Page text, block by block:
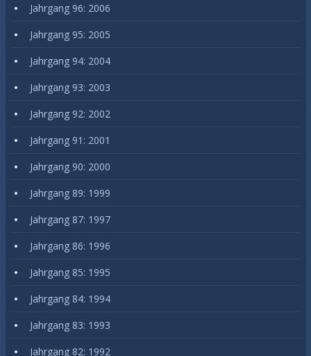
Jahrgang 96: 2006
Jahrgang 95: 2005
Jahrgang 94: 2004
Jahrgang 93: 2003
Jahrgang 92: 2002
Jahrgang 91: 2001
Jahrgang 90: 2000
Jahrgang 89: 1999
Jahrgang 87: 1997
Jahrgang 86: 1996
Jahrgang 85: 1995
Jahrgang 84: 1994
Jahrgang 83: 1993
Jahrgang 82: 1992